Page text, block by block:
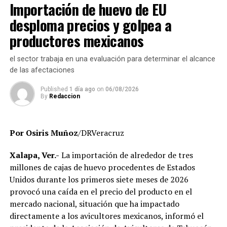
Alvarado, así como a personal directivo de la CFE por la
disposición y coordinación institucional para impulsar
estas importantes acciones en beneficio del municipio.
presuntos cobros indebidos relacionados con
certificados y asesorías de titulación, así como la
existencia de personal que habría recibido pagos sin
contar con carga académica registrada.
También se revisa la situación de docentes y directivos
trabajadores que, hasta el momento, no han podido ser
localizados para efectos de la verificación
Autoridades educativas señalaron que estas acciones
institucional cuyo objetivo es garantizar que la
universidad opere bajo criterios de legalidad, eficiencia y
transparencia, privilegiando el servicio que se brinda a
miles de estudiantes en la entidad.
El Gobierno del Estado ha reiterado que las
Importación de huevo de EU
desploma precios y golpea a
productores mexicanos
el sector trabaja en una evaluación para determinar el alcance
de las afectaciones
Published 1 día ago on 06/08/2026
By Redaccion
Por Osiris Muñoz/DRVeracruz
Xalapa, Ver.- La importación de alrededor de tres
millones de cajas de huevo procedentes de Estados
Unidos durante los primeros siete meses de 2026
provocó una caída en el precio del producto en el
mercado nacional, situación que ha impactado
directamente a los avicultores mexicanos, informó el